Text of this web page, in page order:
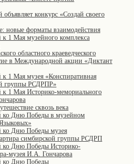
объявляет конкурс «Создай своего
новые форматы взаимодействия
1 Мая музейного комплекса
областного краеведческого
в Международной акции «Диктант
1 Мая музея «Конспиративная
группы РСДРПР»
1 Мая Историко-мемориального
сквозь века
ко Дню Победы в музейном
Дню Победы музея
симбирской группы РСДРП
ко Дню Победы Историко-
музея И.А. Гончарова
ко Дню Победы